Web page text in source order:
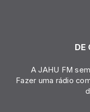
DE
A JAHU FM
Fazer uma rádio